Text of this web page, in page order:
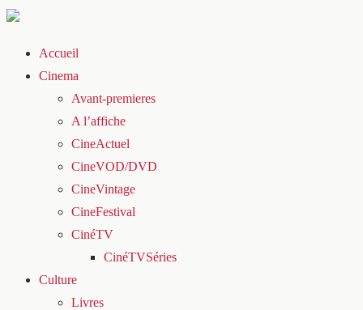
Accueil
Cinema
Avant-premieres
A l’affiche
CineActuel
CineVOD/DVD
CineVintage
CineFestival
CinéTV
CinéTVSéries
Culture
Livres